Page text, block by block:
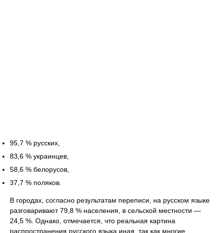
95,7 % русских,
83,6 % украинцев,
58,6 % белорусов,
37,7 % поляков.
В городах, согласно результатам переписи, на русском языке
разговаривают 79,8 % населения, в сельской местности —
24,5 %. Однако, отмечается, что реальная картина
распространения русского языка иная, так как многие,